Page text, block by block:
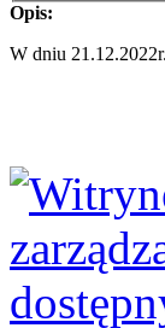
Opis:
W dniu